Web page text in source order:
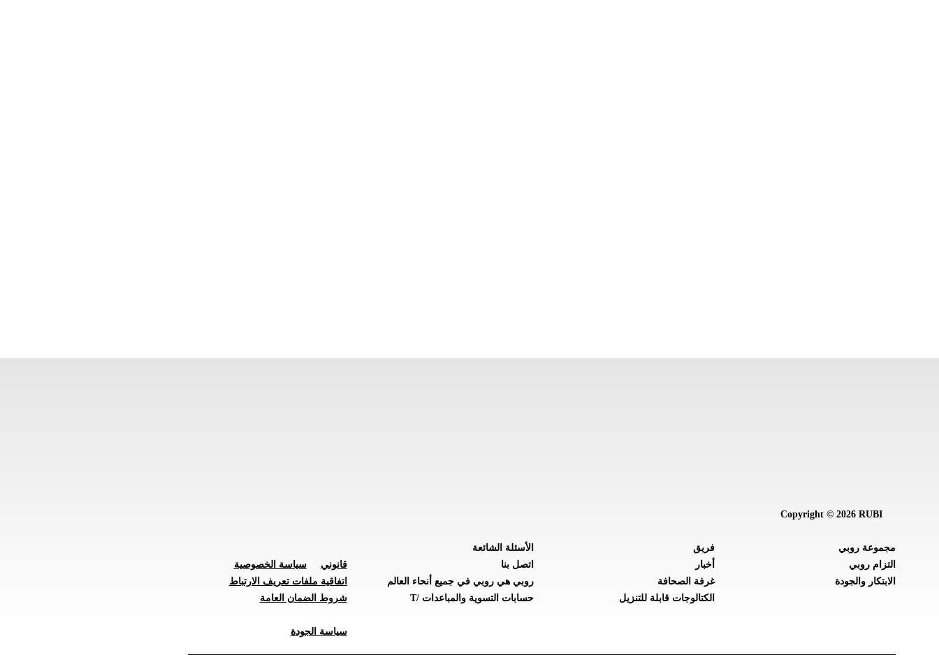
Copyright © 2026 RUBI
مجموعة روبي
التزام روبي
الابتكار والجودة
فريق
أخبار
غرفة الصحافة
الكتالوجات قابلة للتنزيل
الأسئلة الشائعة
اتصل بنا
روبي هي روبي في جميع أنحاء العالم
حسابات التسوية والمباعدات /T
قانوني
سياسة الخصوصية
اتفاقية ملفات تعريف الارتباط
شروط الضمان العامة
سياسة الجودة